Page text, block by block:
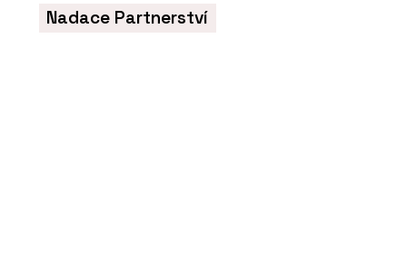
Přírodní Marmoleum se se
socialistickým PVC nedá v ničem
Nadace Partnerství